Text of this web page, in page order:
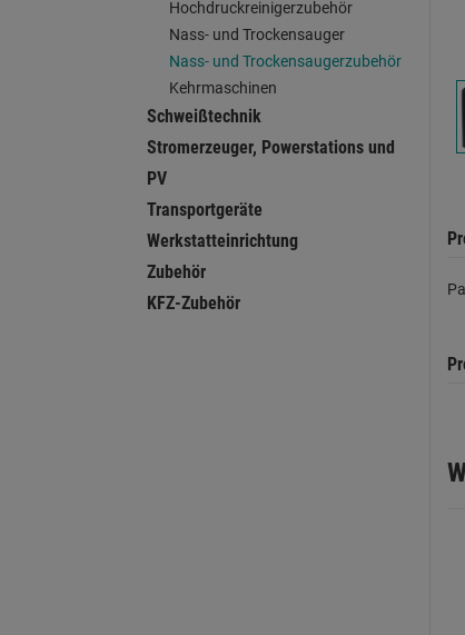
Hochdruckreinigerzubehör
Nass- und Trockensauger
Nass- und Trockensaugerzubehör
Kehrmaschinen
Schweißtechnik
Stromerzeuger, Powerstations und
PV
Transportgeräte
Werkstatteinrichtung
Zubehör
KFZ-Zubehör